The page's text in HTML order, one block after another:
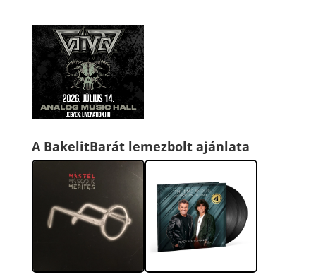
A BakelitBarát lemezbolt ajánlata